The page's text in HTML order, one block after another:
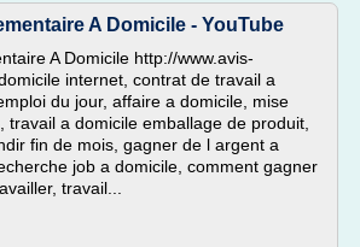
A Domicile - YouTube
A Domicile http://www.avis-
internet, contrat de travail a
du jour, affaire a domicile, mise
travail a domicile emballage de produit,
fin de mois, gagner de l argent a
job a domicile, comment gagner
travail...